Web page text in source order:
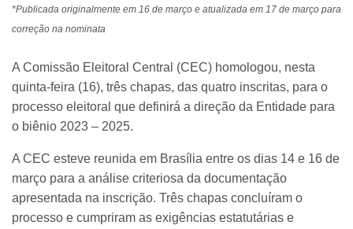
*Publicada originalmente em 16 de março e atualizada em 17 de março para
correção na nominata
A Comissão Eleitoral Central (CEC) homologou, nesta
quinta-feira (16), três chapas, das quatro inscritas, para o
processo eleitoral que definirá a direção da Entidade para
o biênio 2023 – 2025.
A CEC esteve reunida em Brasília entre os dias 14 e 16 de
março para a análise criteriosa da documentação
apresentada na inscrição. Três chapas concluíram o
processo e cumpriram as exigências estatutárias e